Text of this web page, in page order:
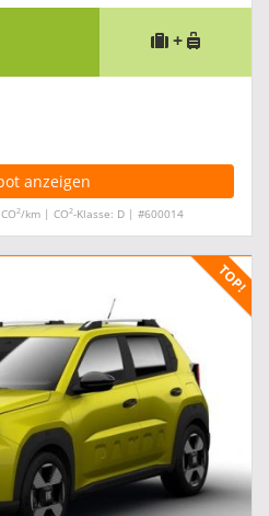
+
anzeigen
2/km | CO2-Klasse: D | #600014